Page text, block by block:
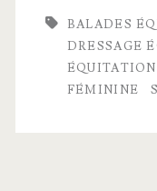
BALADES
DRESSAGE
ÉQUITATION
FÉMININE